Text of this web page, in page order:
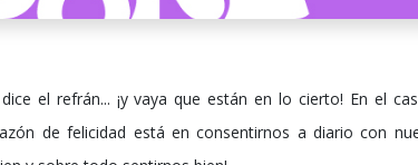
el refrán... ¡y vaya que están en lo cierto! En el
de felicidad está en consentirnos a diario con